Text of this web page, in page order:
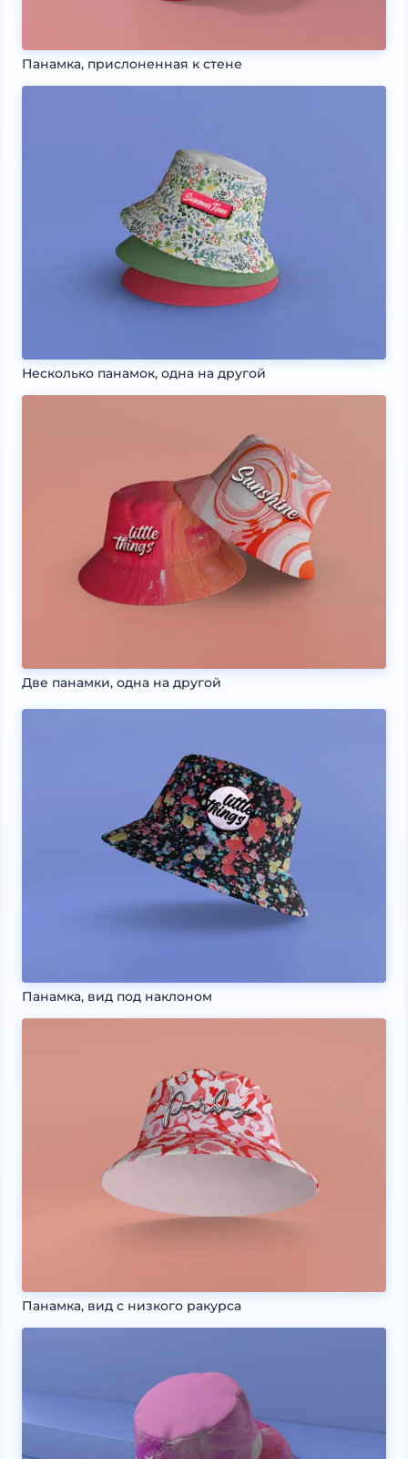
Панамка, прислоненная к стене
Несколько панамок, одна на другой
Две панамки, одна на другой
Панамка, вид под наклоном
Панамка, вид с низкого ракурса